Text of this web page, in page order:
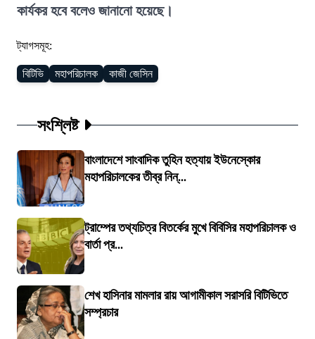
কার্যকর হবে বলেও জানানো হয়েছে।
ট্যাগসমূহ:
বিটিভি মহাপরিচালক কাজী জেসিন
সংশ্লিষ্ট
বাংলাদেশে সাংবাদিক তুহিন হত্যায় ইউনেস্কোর
মহাপরিচালকের তীব্র নিন্...
ট্রাম্পের তথ্যচিত্র বিতর্কের মুখে বিবিসির মহাপরিচালক ও
বার্তা প্র...
শেখ হাসিনার মামলার রায় আগামীকাল সরাসরি বিটিভিতে
সম্প্রচার